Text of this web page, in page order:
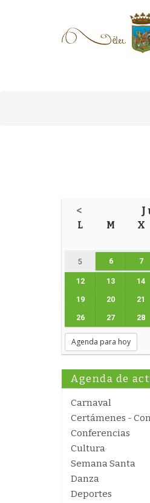
<
L M X
5 6 7
12 13 14
19 20 21
26 27 28
Agenda para hoy
Agenda de
Carnaval
Certámenes -
Conferencias
Cultura
Semana Santa
Danza
Deportes